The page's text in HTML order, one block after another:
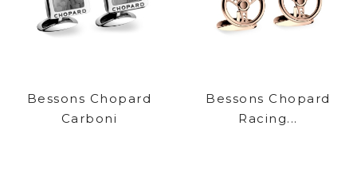
Bessons Chopard
Carboni
Bessons Chopard
Racing...